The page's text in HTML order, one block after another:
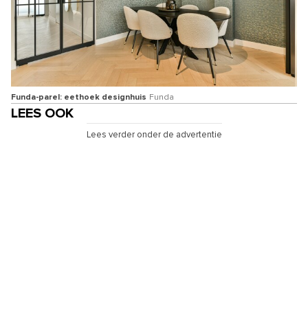
Funda-parel: eethoek designhuis Funda
LEES OOK
Lees verder onder de advertentie